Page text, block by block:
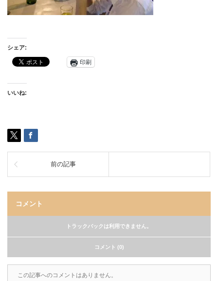
シェア:
印刷
いいね:
前の記事
コメント
トラックバックは利用できません。
コメント (0)
この記事へのコメントはありません。